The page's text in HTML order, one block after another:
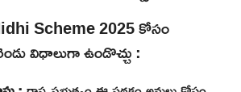
Scheme 2025 కోసం
విధాలుగా ఉండొచ్చు :